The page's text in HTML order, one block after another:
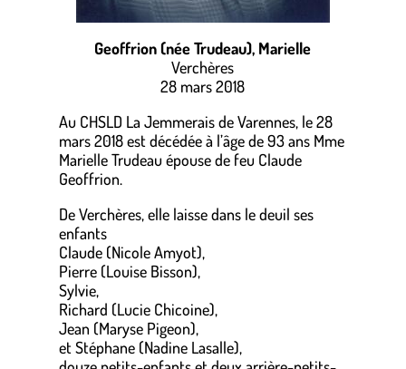
Geoffrion (née Trudeau), Marielle
Verchères
28 mars 2018
Au CHSLD La Jemmerais de Varennes, le 28
mars 2018 est décédée à l’âge de 93 ans Mme
Marielle Trudeau épouse de feu Claude
Geoffrion.
De Verchères, elle laisse dans le deuil ses
enfants
Claude (Nicole Amyot),
Pierre (Louise Bisson),
Sylvie,
Richard (Lucie Chicoine),
Jean (Maryse Pigeon),
et Stéphane (Nadine Lasalle),